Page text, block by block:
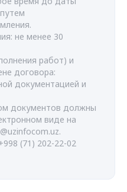
не менее 30
работ) и
договора:
документацией и
документов должны
виде на
(71) 202-22-02